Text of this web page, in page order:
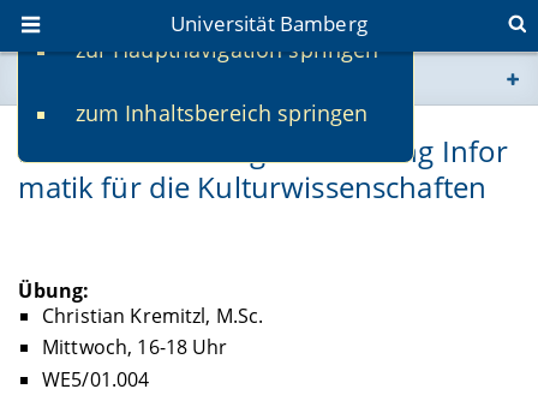
zur Hauptnavigation springen
zum Inhaltsbereich springen
Universität Bamberg
www.uni-bamberg.de
univis.uni-bamberg.de
KInf-IPKult-E: Programmierung Infor
matik für die Kulturwissenschaften
Übung:
Christian Kremitzl, M.Sc.
Mittwoch, 16-18 Uhr
WE5/01.004